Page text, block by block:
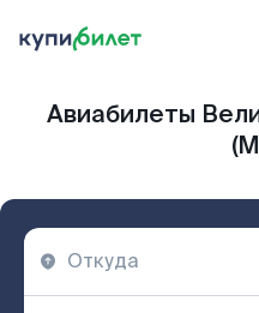
Авиабилеты